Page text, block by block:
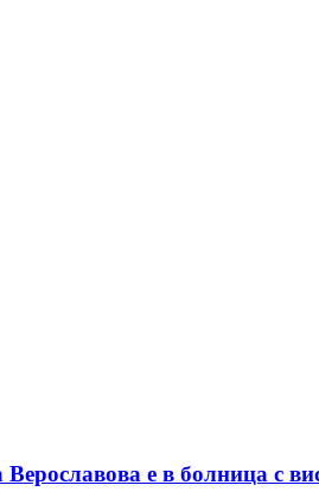
е в болница с